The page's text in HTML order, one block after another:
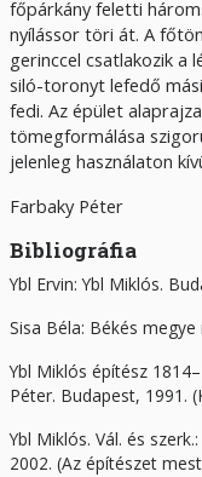
főpárkány feletti
nyílássor töri át. A
gerinccel csatlakozik a
siló-toronyt lefedő
fedi. Az épület
tömegformálása
jelenleg használaton
Farbaky Péter
Bibliográfia
Ybl Ervin: Ybl Miklós.
Sisa Béla: Békés
Ybl Miklós építész
Péter. Budapest, 1991.
Ybl Miklós. Vál. és
2002. (Az építészet